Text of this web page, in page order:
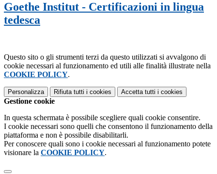
Goethe Institut - Certificazioni in lingua
tedesca
Questo sito o gli strumenti terzi da questo utilizzati si avvalgono di
cookie necessari al funzionamento ed utili alle finalità illustrate nella
COOKIE POLICY.
Personalizza Rifiuta tutti i cookies Accetta tutti i cookies
Gestione cookie
In questa schermata è possibile scegliere quali cookie consentire.
I cookie necessari sono quelli che consentono il funzionamento della
piattaforma e non è possibile disabilitarli.
Per conoscere quali sono i cookie necessari al funzionamento potete
visionare la COOKIE POLICY.